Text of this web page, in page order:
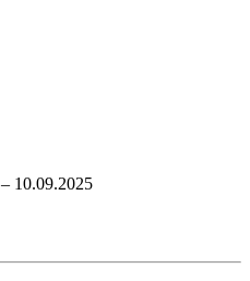
– 10.09.2025